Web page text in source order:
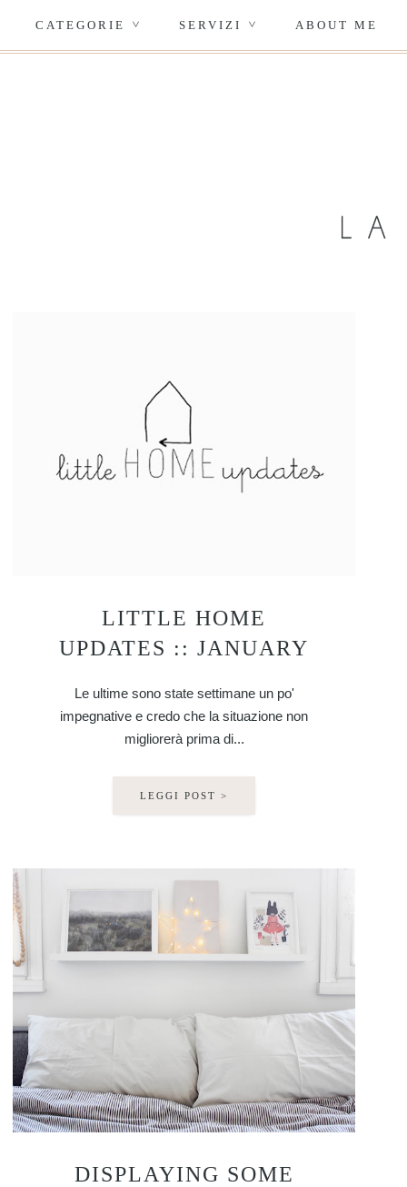
CATEGORIE > SERVIZI > ABOUT ME
LITTLE HOME
UPDATES :: JANUARY
Le ultime sono state settimane un po'
impegnative e credo che la situazione non
migliorerà prima di...
LEGGI POST >
DISPLAYING SOME